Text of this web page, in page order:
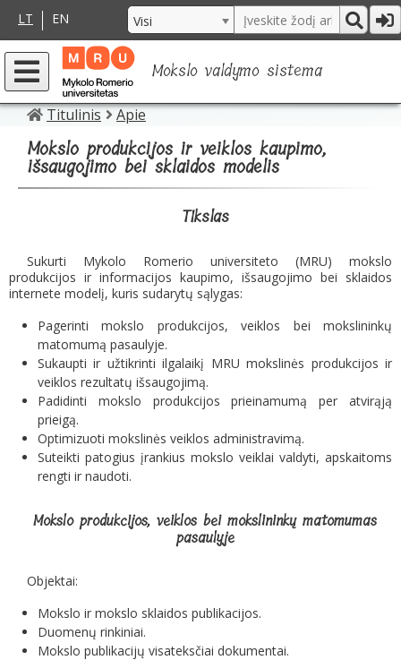
LT EN
Mokslo valdymo sistema
Titulinis Apie
Mokslo produkcijos ir veiklos kaupimo,
išsaugojimo bei sklaidos modelis
TIkslas
Sukurti Mykolo Romerio universiteto (MRU) mokslo
produkcijos ir informacijos kaupimo, išsaugojimo bei sklaidos
internete modelį, kuris sudarytų sąlygas:
Pagerinti mokslo produkcijos, veiklos bei mokslininkų
matomumą pasaulyje.
Sukaupti ir užtikrinti ilgalaikį MRU mokslinės produkcijos ir
veiklos rezultatų išsaugojimą.
Padidinti mokslo produkcijos prieinamumą per atvirąją
prieigą.
Optimizuoti mokslinės veiklos administravimą.
Suteikti patogius įrankius mokslo veiklai valdyti, apskaitoms
rengti ir naudoti.
Mokslo produkcijos, veiklos bei mokslininkų matomumas
pasaulyje
Objektai:
Mokslo ir mokslo sklaidos publikacijos.
Duomenų rinkiniai.
Mokslo publikacijų visateksčiai dokumentai.